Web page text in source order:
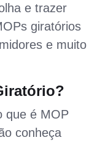
e trazer
giratórios
e muito
que é MOP
conheça